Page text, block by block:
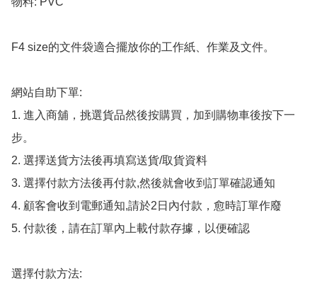
F4 size的文件袋適合擺放你的工作紙、作業及文件。
網站自助下單:
1. 進入商舖，挑選貨品然後按購買，加到購物車後按下一
步。
2. 選擇送貨方法後再填寫送貨/取貨資料
3. 選擇付款方法後再付款,然後就會收到訂單確認通知
4. 顧客會收到電郵通知,請於2日內付款，愈時訂單作廢
5. 付款後，請在訂單內上載付款存據，以便確認
選擇付款方法: